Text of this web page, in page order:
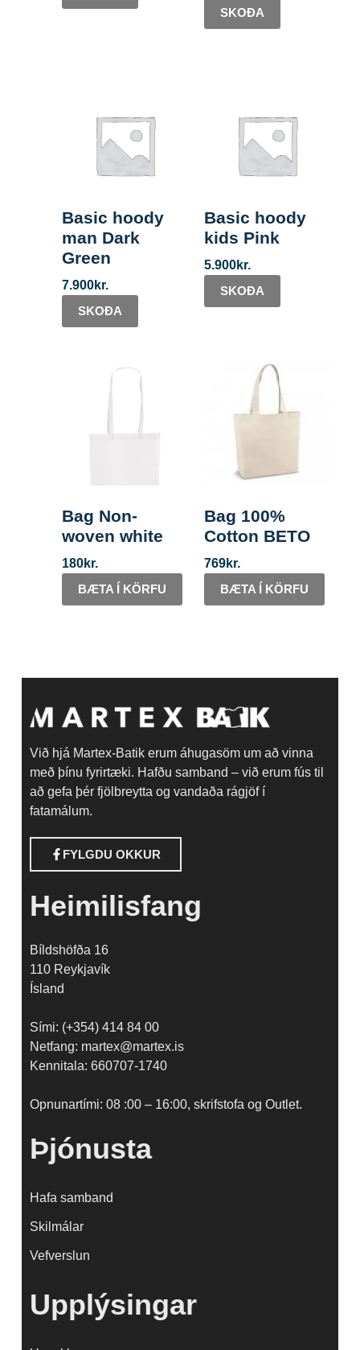
SKOÐA
Basic hoody
man Dark
Green
7.900kr.
SKOÐA
Basic hoody
kids Pink
5.900kr.
SKOÐA
Bag Non-
woven white
180kr.
BÆTA Í KÖRFU
Bag 100%
Cotton BETO
769kr.
BÆTA Í KÖRFU
Við hjá Martex-Batik erum áhugasöm um að vinna
með þínu fyrirtæki. Hafðu samband – við erum fús til
að gefa þér fjölbreytta og vandaða rágjöf í
fatamálum.
FYLGDU OKKUR
Heimilisfang
Bíldshöfða 16
110 Reykjavík
Ísland
Sími: (+354) 414 84 00
Netfang: martex@martex.is
Kennitala: 660707-1740
Opnunartími: 08 :00 – 16:00, skrifstofa og Outlet.
Þjónusta
Hafa samband
Skilmálar
Vefverslun
Upplýsingar